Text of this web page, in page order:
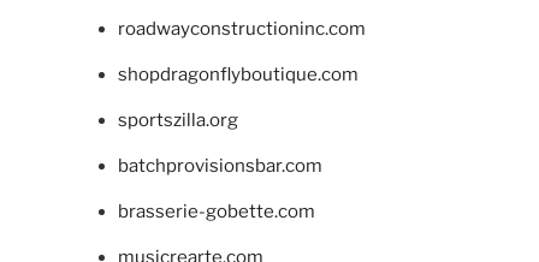
roadwayconstructioninc.com
shopdragonflyboutique.com
sportszilla.org
batchprovisionsbar.com
brasserie-gobette.com
musicrearte.com